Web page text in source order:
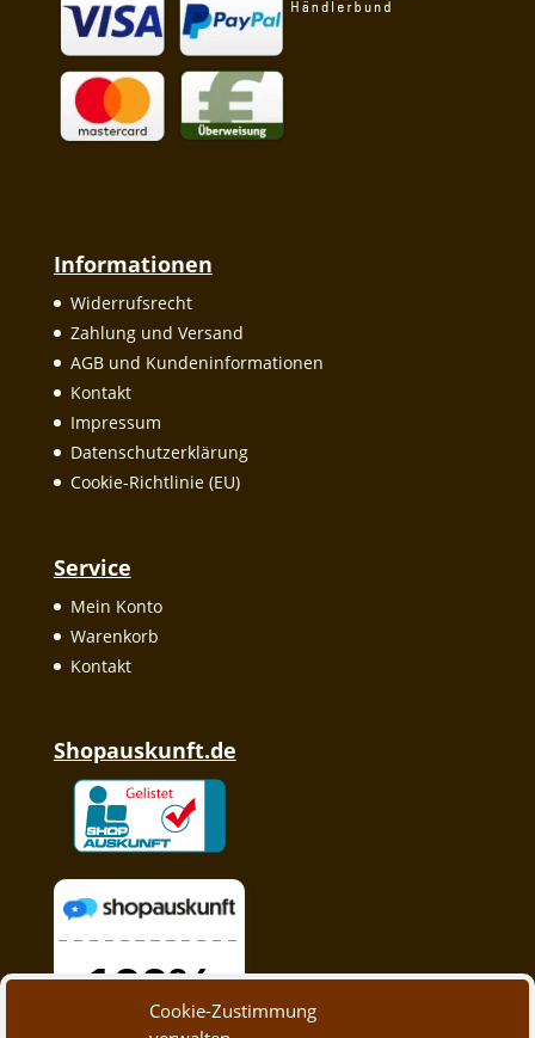
Cookie-Zustimmung
Informationen
Widerrufsrecht
Zahlung und Versand
AGB und Kundeninformationen
Kontakt
Impressum
Datenschutzerklärung
Cookie-Richtlinie (EU)
Service
Mein Konto
Warenkorb
Kontakt
Shopauskunft.de